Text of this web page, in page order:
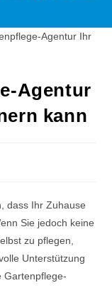
Agentur
kann
dass Ihr Zuhause
Sie jedoch keine
zu pflegen,
Unterstützung
Gartenpflege-